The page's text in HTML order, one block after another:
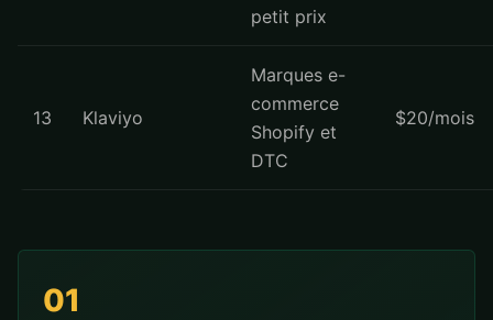
petit prix
13 Klaviyo
Marques e-
commerce
Shopify et
DTC
$20/mois
01